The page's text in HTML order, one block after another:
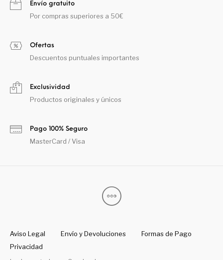
Envío gratuito
Por compras superiores a 50€
Ofertas
Descuentos puntuales importantes
Exclusividad
Productos originales y únicos
Pago 100% Seguro
MasterCard / Visa
Aviso Legal Envío y Devoluciones
Formas de Pago
Privacidad